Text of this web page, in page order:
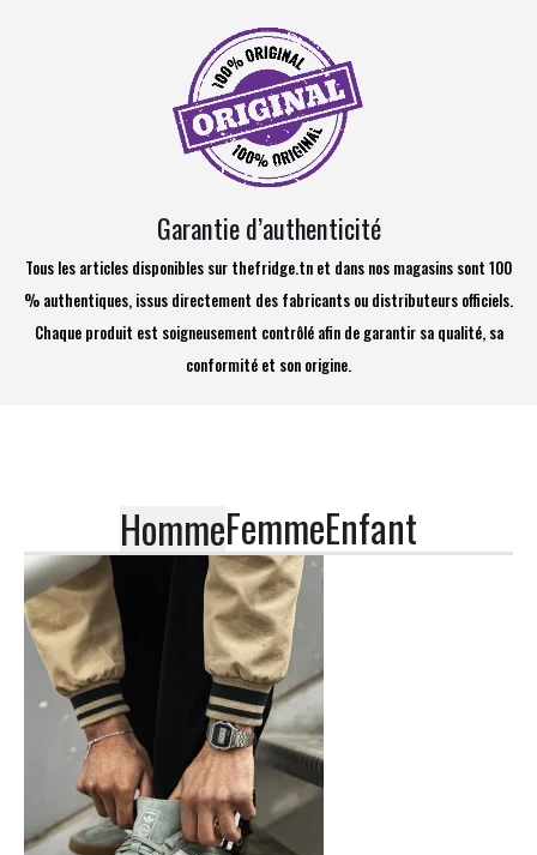
Garantie d’authenticité
Tous les articles disponibles sur thefridge.tn et dans nos magasins sont 100
% authentiques, issus directement des fabricants ou distributeurs officiels.
Chaque produit est soigneusement contrôlé afin de garantir sa qualité, sa
conformité et son origine.
HommeFemmeEnfant